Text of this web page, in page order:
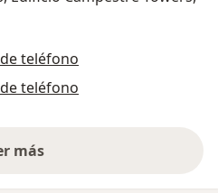
teléfono
teléfono
más